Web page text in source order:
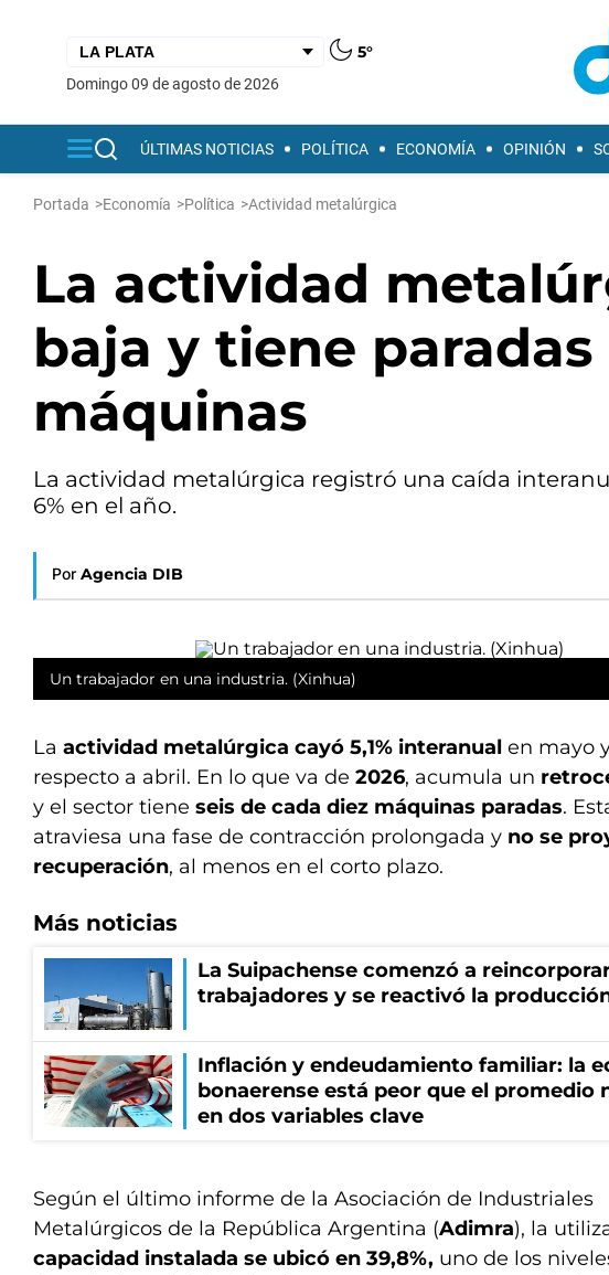
5°
domingo 09 de agosto de 2026
ÚLTIMAS NOTICIAS POLÍTICA ECONOMÍA OPINIÓN
Portada >Economía >Política >Actividad metalúrgica
La actividad
baja y tiene paradas
máquinas
La actividad metalúrgica registró una caída
6% en el año.
Por Agencia DIB
Un trabajador en una industria. (Xinhua)
La actividad metalúrgica cayó 5,1% interanual en mayo
respecto a abril. En lo que va de 2026, acumula un
y el sector tiene seis de cada diez máquinas paradas.
atraviesa una fase de contracción prolongada y no se
recuperación, al menos en el corto plazo.
Más noticias
La Suipachense comenzó a
trabajadores y se reactivó la
Inflación y endeudamiento familiar: la
bonaerense está peor que el promedio
en dos variables clave
Según el último informe de la Asociación de Industriales
Metalúrgicos de la República Argentina (Adimra), la
capacidad instalada se ubicó en 39,8%, uno de los